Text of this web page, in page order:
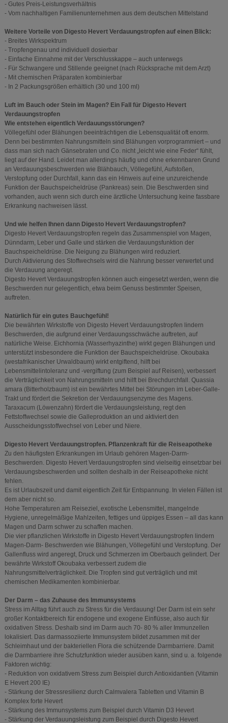
- Gutes Preis-Leistungsverhältnis
- Vom nachhaltigen Familienunternehmen aus dem deutschen Mittelstand
Weitere Vorteile von Digesto Hevert Verdauungstropfen auf einen Blick:
- Breites Wirkspektrum
- Tropfengenau und individuell dosierbar
- Einfache Einnahme mit der Verschlusskappe – auch unterwegs
- Für Schwangere und Stillende geeignet (nach Rücksprache mit dem Arzt)
- Mit chemischen Präparaten kombinierbar
- In 2 Packungsgrößen erhältlich (30 und 100 ml)
Luft im Bauch oder Stein im Magen? Ein Fall für Digesto Hevert
Verdauungstropfen
Wie entstehen eigentlich Verdauungsstörungen?
Völlegefühl oder Blähungen beeinträchtigen die Lebensqualität oft enorm.
Denn bei bestimmten Nahrungsmitteln sind Blähungen vorprogrammiert – und
dass man sich nach Gänsebraten und Co. nicht „leicht wie eine Feder“ fühlt,
liegt auf der Hand. Leidet man allerdings häufig und ohne erkennbaren Grund
an Verdauungsbeschwerden wie Blähbauch, Völlegefühl, Aufstoßen,
Verstopfung oder Durchfall, kann das ein Hinweis auf eine unzureichende
Funktion der Bauchspeicheldrüse (Pankreas) sein. Die Beschwerden sind
vorhanden, auch wenn sich durch eine ärztliche Untersuchung keine fassbare
Erkrankung nachweisen lässt.
Und wie helfen Ihnen dann Digesto Hevert Verdauungstropfen?
Digesto Hevert Verdauungstropfen regeln das Zusammenspiel von Magen,
Dünndarm, Leber und Galle und stärken die Verdauungsfunktion der
Bauchspeicheldrüse. Die Neigung zu Blähungen wird reduziert.
Durch Aktivierung des Stoffwechsels wird die Nahrung besser verwertet und
die Verdauung angeregt.
Digesto Hevert Verdauungstropfen können auch eingesetzt werden, wenn die
Beschwerden nur gelegentlich, etwa beim Genuss bestimmter Speisen,
auftreten.
Natürlich für ein gutes Bauchgefühl!
Die bewährten Wirkstoffe von Digesto Hevert Verdauungstropfen lindern
Beschwerden, die aufgrund einer Verdauungsschwäche auftreten, auf
natürliche Weise. Eichhornia (Wasserhyazinthe) wirkt gegen Blähungen und
unterstützt insbesondere die Funktion der Bauchspeicheldrüse. Okoubaka
(westafrikanischer Urwaldbaum) wirkt entgiftend, hilft bei
Lebensmittelintoleranz und -vergiftung (zum Beispiel auf Reisen), verbessert
die Verträglichkeit von Nahrungsmitteln und hilft bei Brechdurchfall. Quassia
amara (Bitterholzbaum) ist ein bewährtes Mittel bei Störungen im Leber-Galle-
Trakt und fördert die Sekretion der Verdauungsenzyme des Magens.
Taraxacum (Löwenzahn) fördert die Verdauungsleistung, regt den
Fettstoffwechsel sowie die Galleproduktion an und aktiviert den
Ausscheidungsstoffwechsel von Leber und Niere.
Digesto Hevert Verdauungstropfen. Pflanzenkraft für die Reiseapotheke
Zu den häufigsten Erkrankungen im Urlaub gehören Magen-Darm-
Beschwerden. Digesto Hevert Verdauungstropfen sind vielseitig einsetzbar bei
Verdauungsbeschwerden und sollten deshalb in der Reiseapotheke nicht
fehlen.
Es ist Urlaubszeit und damit eigentlich Zeit für Entspannung. In vielen Fällen ist
dem aber nicht so.
Hohe Temperaturen am Reiseziel, exotische Lebensmittel, mangelnde
Hygiene, unregelmäßige Mahlzeiten, fettiges und üppiges Essen – all das kann
Magen und Darm schwer zu schaffen machen.
Die vier pflanzlichen Wirkstoffe in Digesto Hevert Verdauungstropfen lindern
Magen-Darm- Beschwerden wie Blähungen, Völlegefühl und Verstopfung. Der
Gallenfluss wird angeregt, Druck und Schmerzen im Oberbauch gelindert. Der
bewährte Wirkstoff Okoubaka verbessert zudem die
Nahrungsmittelverträglichkeit. Die Tropfen sind gut verträglich und mit
chemischen Medikamenten kombinierbar.
Der Darm – das Zuhause des Immunsystems
Stress im Alltag führt auch zu Stress für die Verdauung! Der Darm ist ein sehr
großer Kontaktbereich für endogene und exogene Einflüsse, also auch für
oxidativen Stress. Deshalb sind im Darm auch 70- 80 % aller Immunzellen
lokalisiert. Das darmassoziierte Immunsystem bildet zusammen mit der
Schleimhaut und der bakteriellen Flora die schützende Darmbarriere. Damit
die Darmbarriere ihre Schutzfunktion wieder ausüben kann, sind u. a. folgende
Faktoren wichtig:
- Reduktion von oxidativem Stress zum Beispiel durch Antioxidantien (Vitamin
E Hevert 200 IE)
- Stärkung der Stressresilienz durch Calmvalera Tabletten und Vitamin B
Komplex forte Hevert
- Stärkung des Immunsystems zum Beispiel durch Vitamin D3 Hevert
- Stärkung der Verdauungsleistung zum Beispiel durch Digesto Hevert